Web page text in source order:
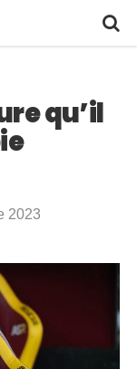
qu’il
2023